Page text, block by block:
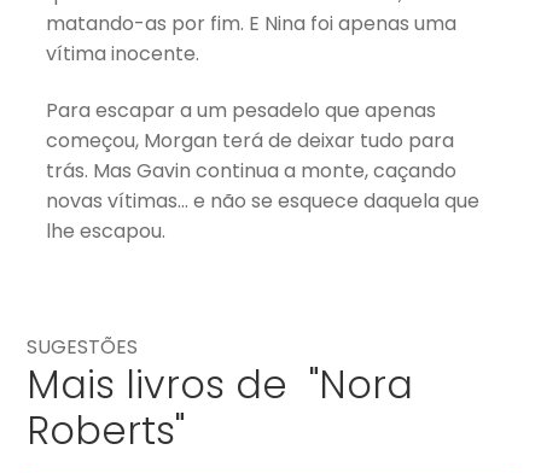
matando-as por fim. E Nina foi apenas uma
vítima inocente.
Para escapar a um pesadelo que apenas
começou, Morgan terá de deixar tudo para
trás. Mas Gavin continua a monte, caçando
novas vítimas… e não se esquece daquela que
lhe escapou.
SUGESTÕES
Mais livros de "Nora
Roberts"